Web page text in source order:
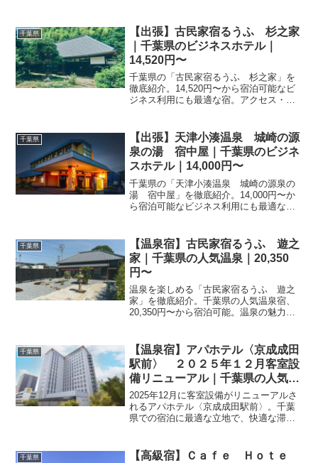
千葉県
【出張】古民家宿るうふ 杉之家
｜千葉県のビジネスホテル｜
14,520円〜
千葉県の「古民家宿るうふ 杉之家」を
徹底紹介。14,520円〜から宿泊可能なビ
ジネス利用にも最適な宿。アクセス・設
千葉県
【出張】天津小湊温泉 城崎の源
泉の湯 宿中屋｜千葉県のビジネ
スホテル｜14,000円〜
千葉県の「天津小湊温泉 城崎の源泉の
湯 宿中屋」を徹底紹介。14,000円〜か
ら宿泊可能なビジネス利用にも最適な
千葉県
【温泉宿】古民家宿るうふ 遊之
家｜千葉県の人気温泉｜20,350
円〜
温泉を楽しめる「古民家宿るうふ 遊之
家」を徹底紹介。千葉県の人気温泉宿、
20,350円〜から宿泊可能。温泉の魅力・
千葉県
【温泉宿】アパホテル〈京成成田
駅前〉 ２０２５年１２月客室設
備リニューアル｜千葉県の人気温
泉｜3,400円〜
2025年12月に客室設備がリニューアルさ
れるアパホテル〈京成成田駅前〉。千葉
県での宿泊に最適な立地で、快適な滞在
の新しい客室を体験してください。
千葉県
【高級宿】Ｃａｆｅ Ｈｏｔｅ